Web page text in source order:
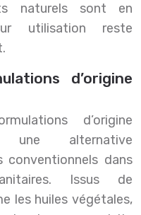
naturels sont en
utilisation reste
d’origine
d’origine
une alternative
dans
Issus de
les huiles végétales,